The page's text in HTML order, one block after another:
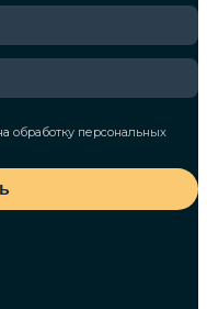
обработку персональных